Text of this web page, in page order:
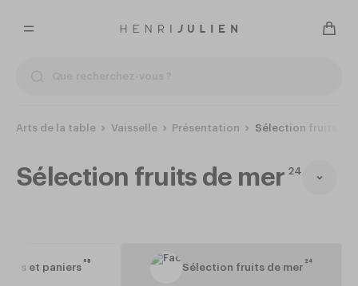
Arts de la table Vaisselle Présentation Sélection fruits de
Sélection fruits de mer 24
et paniers95 Sélection fruits de mer 24